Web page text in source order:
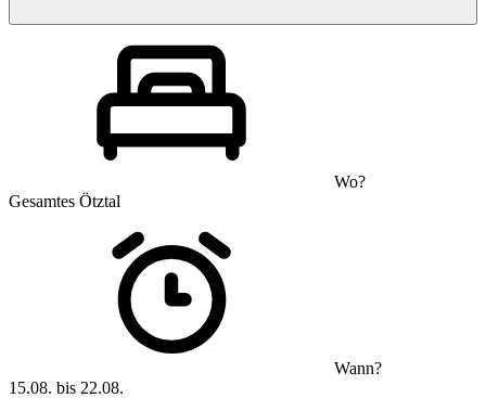
Wo?
Gesamtes Ötztal
Wann?
15.08. bis 22.08.